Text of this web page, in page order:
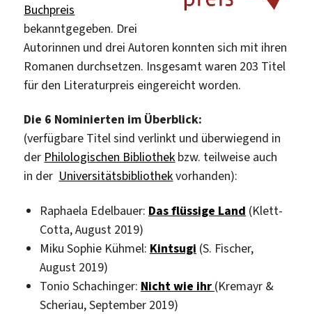
Buchpreis
bekanntgegeben. Drei
Autorinnen und drei Autoren konnten sich mit ihren
Romanen durchsetzen. Insgesamt waren 203 Titel
für den Literaturpreis eingereicht worden.
Die 6 Nominierten im Überblick:
(verfügbare Titel sind verlinkt und überwiegend in
der Philologischen Bibliothek bzw. teilweise auch
in der Universitätsbibliothekvorhanden):
Raphaela Edelbauer: Das flüssige Land (Klett-
Cotta, August 2019)
Miku Sophie Kühmel: Kintsugi (S. Fischer,
August 2019)
Tonio Schachinger: Nicht wie ihr (Kremayr &
Scheriau, September 2019)